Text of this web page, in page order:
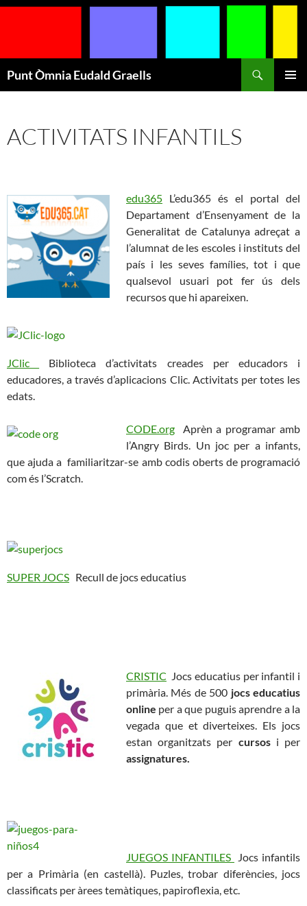
Punt Òmnia Eudald Graells
ACTIVITATS INFANTILS
edu365 L’edu365 és el portal del
Departament d’Ensenyament de la
Generalitat de Catalunya adreçat a
l’alumnat de les escoles i instituts del
país i les seves famílies, tot i que
qualsevol usuari pot fer ús dels
recursos que hi apareixen.
JClic
Biblioteca d’activitats creades per educadors i
educadores, a través d’aplicacions Clic. Activitats per totes les
edats.
CODE.org Aprèn a programar amb
l’Angry Birds. Un joc per a infants,
que ajuda a familiaritzar-se amb codis oberts de programació
com és l’Scratch.
SUPER JOCS Recull de jocs educatius
CRISTIC Jocs educatius per infantil i
primària. Més de 500 jocs educatius
online per a que puguis aprendre a la
vegada que et diverteixes. Els jocs
estan organitzats per cursosi per
assignatures.
JUEGOS INFANTILES
Jocs infantils
per a Primària (en castellà). Puzles, trobar diferències, jocs
classificats per àrees temàtiques, papiroflexia, etc.